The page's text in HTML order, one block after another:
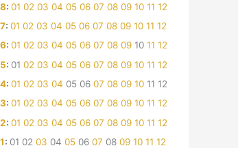
: 01 02 03 04 05 06 07 08 09 10 11 12
: 01 02 03 04 05 06 07 08 09 10 11 12
: 01 02 03 04 05 06 07 08 09 10 11 12
: 01 02 03 04 05 06 07 08 09 10 11 12
: 01 02 03 04 05 06 07 08 09 10 11 12
: 01 02 03 04 05 06 07 08 09 10 11 12
: 01 02 03 04 05 06 07 08 09 10 11 12
: 01 02 03 04 05 06 07 08 09 10 11 12